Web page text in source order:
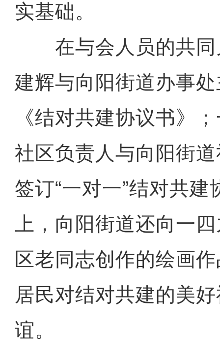
实基础。
在与会人员的共同
建辉与向阳街道办事
《结对共建协议书》
社区负责人与向阳街
签订“一对一”结对共
上，向阳街道还向一
区老同志创作的绘画
居民对结对共建的美
谊。